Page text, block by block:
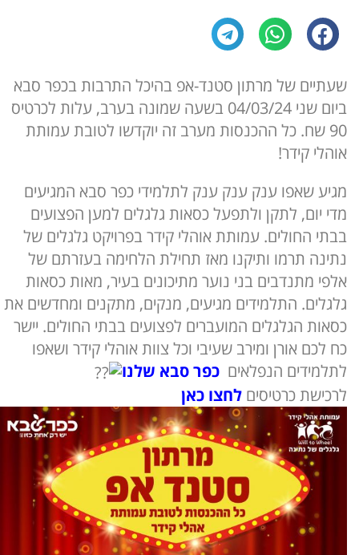
שעתיים של מרתון סטנד-אפ בהיכל התרבות בכפר סבא
ביום שני 04/03/24 בשעה שמונה בערב, עלות לכרטיס
90 שח. כל ההכנסות מערב זה יוקדשו לטובת עמותת
אוהלי קידר!
מגיע שאפו ענק ענק ענק לתלמידי כפר סבא המגיעים
מדי יום, לתקן ולתפעל כסאות גלגלים למען הפצועים
בבתי החולים. עמותת אוהלי קידר בפרויקט גלגלים של
נתינה תרמו ותיקנו מאז תחילת הלחימה בעזרתם של
אלפי מתנדבים בני נוער מתיכונים בעיר, מאות כסאות
גלגלים. התלמידים מגיעים, מנקים, מתקנים ומחדשים את
כסאות הגלגלים המועברים לפצועים בבתי החולים. יישר
כח לכם אורן ומירב שעיבי וכל צוות אוהלי קידר ושאפו
לתלמידים הנפלאים כפר סבא שלנו
לרכישת כרטיסים לחצו כאן